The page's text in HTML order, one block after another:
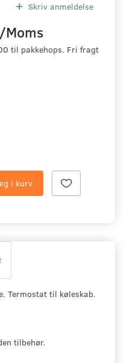
Skriv anmeldelse
Moms
til pakkehops. Fri fragt
i kurv
Termostat til køleskab.
tilbehør.